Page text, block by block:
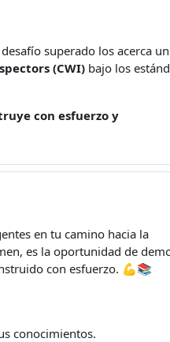
superado los acerca
(CWI) bajo los
con esfuerzo y
en tu camino hacia la
es la oportunidad de
con esfuerzo. 💪📚
conocimientos.